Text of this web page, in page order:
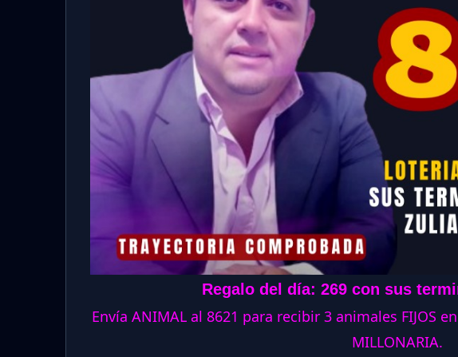
Regalo del día: 269 con sus
Envía ANIMAL al 8621 para recibir 3 animales FIJOS en
MILLONARIA.